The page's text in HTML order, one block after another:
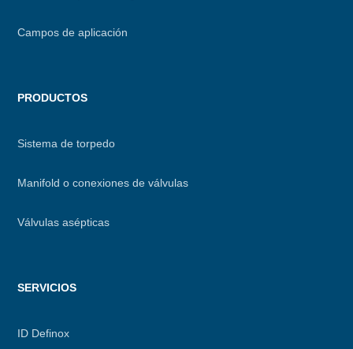
Campos de aplicación
PRODUCTOS
Sistema de torpedo
Manifold o conexiones de válvulas
Válvulas asépticas
SERVICIOS
ID Definox